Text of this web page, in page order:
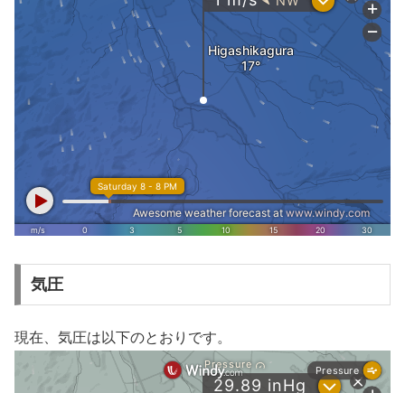
気圧
現在、気圧は以下のとおりです。